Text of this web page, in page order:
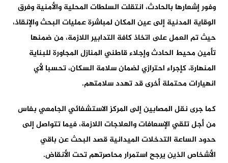
وفور إشعارها بالحادث، انتقلت السلطات المحلية والأمنية وفرق
الوقاية المدنية إلى عين المكان لمباشرة عمليات البحث والإنقاذ،
حيث تم العمل على اتخاذ كافة التدابير اللازمة، من ضمنها
تأمين محيط الحادث وإجلاء قاطني المنازل المجاورة للبناية
المنهارة، كإجراء احترازي لضمان سلامة السكان، تحسبا لأي
انهيارات محتملة أخرى قد تهدد سلامتهم.
كما جرى نقل المصابين إلى المركز الاستشفائي الجامعي بفاس
من أجل تلقي الإسعافات والعلاجات اللازمة، فيما تتواصل إلى
حدود الساعة التدخلات الميدانية قصد البحث عن باقي
الأشخاص الذين يرجح استمرار محاصرتهم تحت الأنقاض.